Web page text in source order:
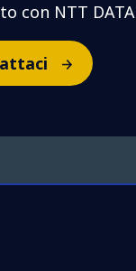
con NTT DATA